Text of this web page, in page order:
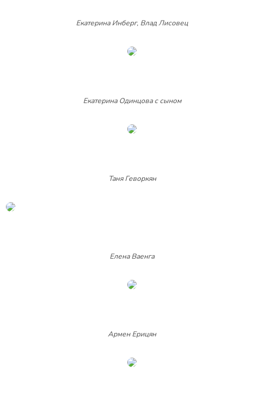
Екатерина Инберг, Влад Лисовец
Екатерина Одинцова с сыном
Таня Геворкян
Елена Ваенга
Армен Ерицян